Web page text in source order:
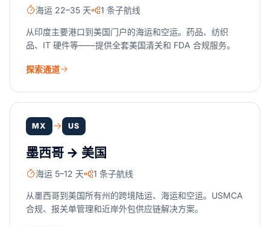
海运 22–35 天 1 条子航线
从印度主要港口到美国门户的海运和空运。药品、纺织
品、IT 硬件等——提供全套美国清关和 FDA 合规服务。
探索通道
MX US
墨西哥 → 美国
海运 5–12 天 1 条子航线
从墨西哥到美国所有州的跨境陆运、海运和空运。USMCA
合规、报关单管理和近岸外包供应链解决方案。